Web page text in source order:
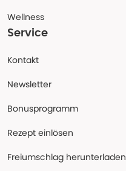
Wellness
Service
Kontakt
Newsletter
Bonusprogramm
Rezept einlösen
Freiumschlag herunterladen